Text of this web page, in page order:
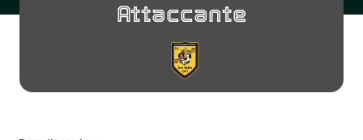
Attaccante